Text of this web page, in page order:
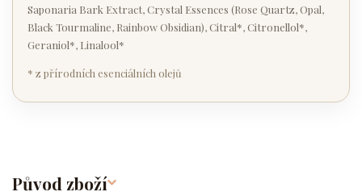
Saponaria Bark Extract, Crystal Essences (Rose Quartz, Opal,
Black Tourmaline, Rainbow Obsidian), Citral*, Citronellol*,
Geraniol*, Linalool*
* z přírodních esenciálních olejů
Původ zboží